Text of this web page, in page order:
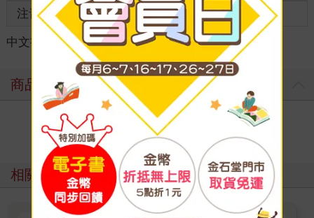
注音 級別
中文書 ＞ 輕小說 ＞ 週邊精品 ＞ 日系動漫精品
商品評價
寫評價
相關主題